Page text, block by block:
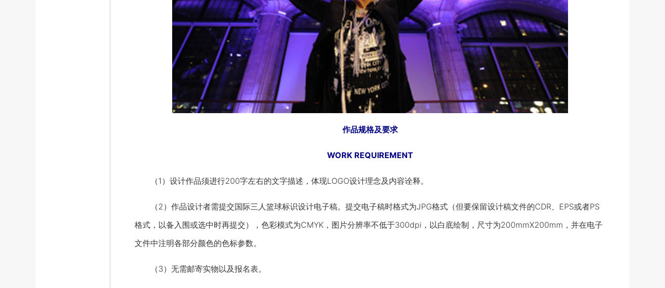
作品规格及要求
WORK REQUIREMENT
（1）设计作品须进行200字左右的文字描述，体现LOGO设计理念及内容诠释。
（2）作品设计者需提交国际三人篮球标识设计电子稿。提交电子稿时格式为JPG格式（但要保留设计稿文件的CDR、EPS或者PS
格式，以备入围或选中时再提交），色彩模式为CMYK，图片分辨率不低于300dpi，以白底绘制，尺寸为200mmX200mm，并在电子
文件中注明各部分颜色的色标参数。
（3）无需邮寄实物以及报名表。